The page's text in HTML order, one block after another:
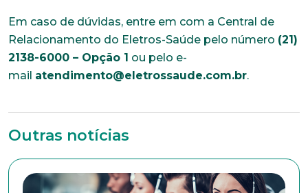
Em caso de dúvidas, entre em com a Central de
Relacionamento do Eletros-Saúde pelo número (21)
2138-6000 – Opção 1 ou pelo e-
mail atendimento@eletrossaude.com.br.
Outras notícias
Trabalhe conosco
anexe seu currículo.
*Campos obrigatórios